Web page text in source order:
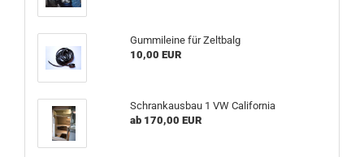
Gummileine für Zeltbalg
10,00 EUR
Schrankausbau 1 VW California
ab 170,00 EUR